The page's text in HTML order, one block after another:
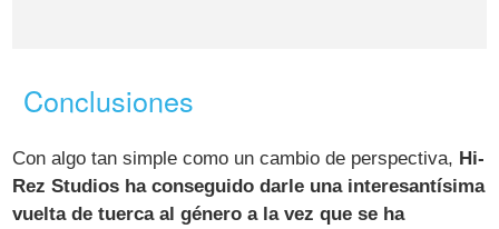
Conclusiones
Con algo tan simple como un cambio de perspectiva, Hi-
Rez Studios ha conseguido darle una interesantísima
vuelta de tuerca al género a la vez que se ha